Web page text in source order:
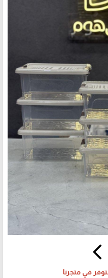
arrow_back_ios
في متجرنا